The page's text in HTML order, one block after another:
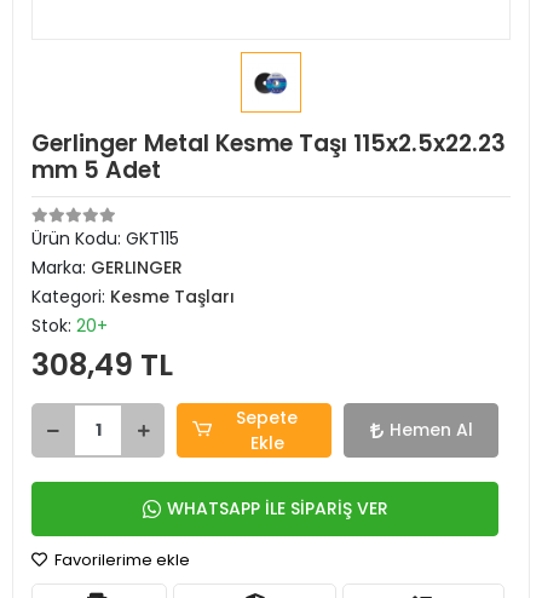
Gerlinger Metal Kesme Taşı 115x2.5x22.23
mm 5 Adet
Ürün Kodu: GKT115
Marka: GERLINGER
Kategori: Kesme Taşları
Stok: 20+
308,49 TL
Sepete
Ekle
Hemen Al
WHATSAPP İLE SİPARİŞ VER
Favorilerime ekle